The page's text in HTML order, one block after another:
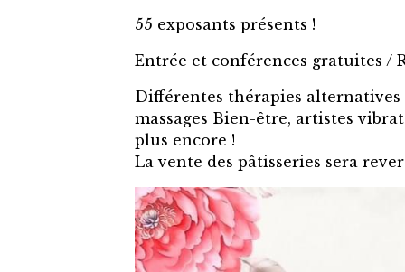
55 exposants présents !
Entrée et conférences gratuites /
Différentes thérapies
massages Bien-être, artistes
plus encore !
La vente des pâtisseries sera